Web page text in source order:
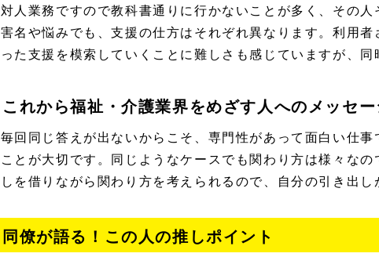
対人業務ですので教科書通りに行かないことが多く、その
害名や悩みでも、支援の仕方はそれぞれ異なります。利用
った支援を模索していくことに難しさも感じていますが、同
これから福祉・介護業界をめざす人へのメッセー
毎回同じ答えが出ないからこそ、専門性があって面白い仕
ことが大切です。同じようなケースでも関わり方は様々な
しを借りながら関わり方を考えられるので、自分の引き出し
同僚が語る！この人の推しポイント